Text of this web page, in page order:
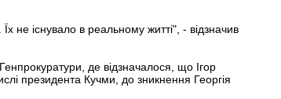
не існувало в реальному житті", - відзначив
де відзначалося, що Ігор
президента Кучми, до зникнення Георгія